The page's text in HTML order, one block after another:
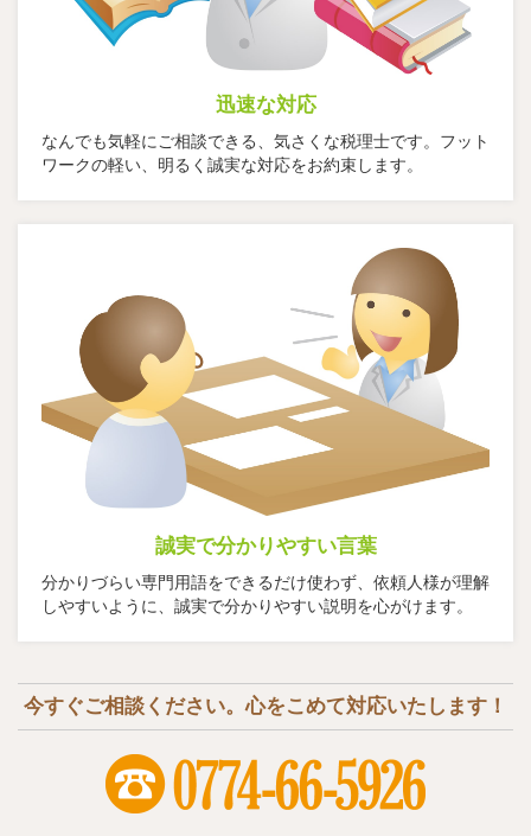
迅速な対応
なんでも気軽にご相談できる、気さくな税理士です。フット
ワークの軽い、明るく誠実な対応をお約束します。
誠実で分かりやすい言葉
分かりづらい専門用語をできるだけ使わず、依頼人様が理解
しやすいように、誠実で分かりやすい説明を心がけます。
今すぐご相談ください。心をこめて対応いたします！